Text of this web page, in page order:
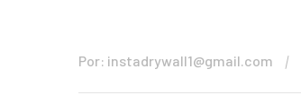
Por: instadrywall1@gmail.com